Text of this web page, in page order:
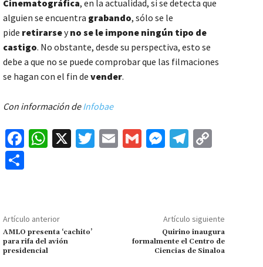
Cinematográfica, en la actualidad, si se detecta que
alguien se encuentra grabando, sólo se le
pide retirarseyno se le impone ningún tipo de
castigo. No obstante, desde su perspectiva, esto se
debe a que no se puede comprobar que las filmaciones
se hagan con el fin de vender.
Con información deInfobae
Fa
o
k
W
p
p
X
T
E
G
M
ge
r
Te
m Li
n
k
p
ar
tir
Artículo anterior
AMLO presenta ‘cachito’
para rifa del avión
presidencial
Artículo siguiente
Quirino inaugura
formalmente el Centro de
Ciencias de Sinaloa